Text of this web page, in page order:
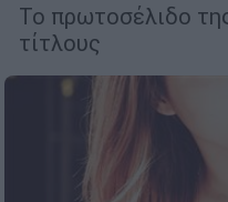
Το πρωτοσέλιδο
τίτλους